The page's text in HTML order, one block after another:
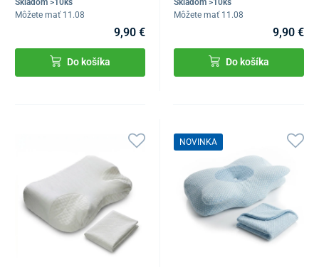
Môžete mať 11.08
9,90 €
Do košíka
Môžete mať 11.08
9,90 €
Do košíka
NOVINKA